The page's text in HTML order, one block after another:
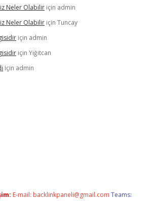
Neler Olabilir için admin
Neler Olabilir için Tuncay
için admin
için Yiğitcan
için admin
E-mail: backlinkpaneli@gmail.com Teams: